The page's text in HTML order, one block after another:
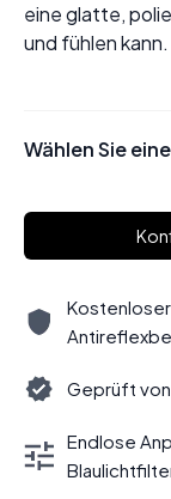
eine glatte,
und fühlen kann.
Wählen Sie
Geprüft
Endlose